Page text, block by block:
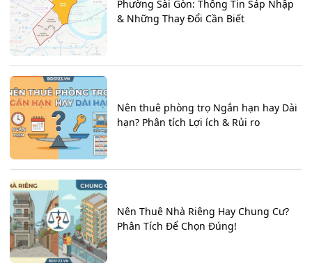
Phường Sài Gòn: Thông Tin Sáp Nhập
& Những Thay Đổi Cần Biết
Nên thuê phòng trọ Ngắn hạn hay Dài
hạn? Phân tích Lợi ích & Rủi ro
Nên Thuê Nhà Riêng Hay Chung Cư?
Phân Tích Để Chọn Đúng!